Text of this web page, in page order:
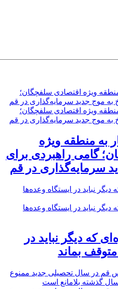
هکتار به منطقه ویژه
گامی راهبردی برای
سرمایه‌گذاری در قم
که دیگر نباید در
بماند